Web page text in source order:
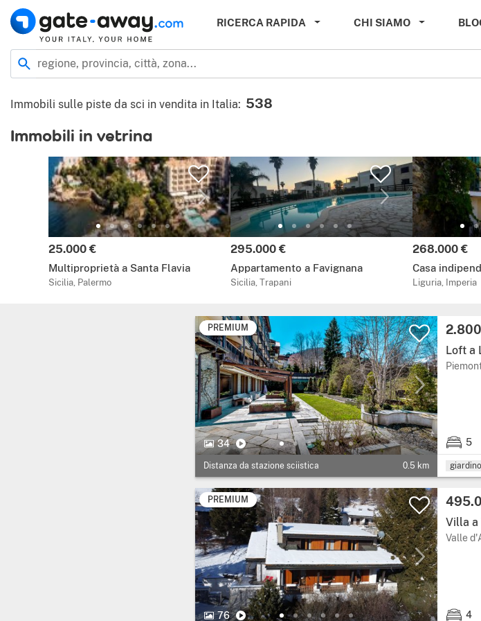
RICERCA RAPIDA CHI SIAMO
Località
regione, provincia, città, zona...
Immobili sulle piste da sci in vendita in Italia: 538
Immobili in vetrina
Prezzo:
25.000 €
Multiproprietà a Santa Flavia
Sicilia, Palermo
Prezzo:
295.000 €
Appartamento a Favignana
Sicilia, Trapani
Prezzo:
268.000 €
Casa
Liguria, Imperia
PREMIUM
34
34 Foto.Video
Distanza da stazione sciistica 0.5 km
Prezzo:
Loft a
5
5
giardino
PREMIUM
76
76 Foto.Video
Prezzo:
Villa a
Valle
4